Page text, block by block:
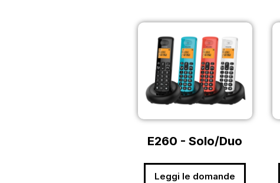
E260 - Solo/Duo
Leggi le domande